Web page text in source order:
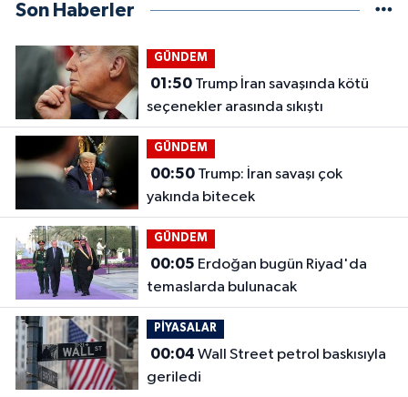
Son Haberler
GÜNDEM
01:50Trump İran savaşında kötü
seçenekler arasında sıkıştı
GÜNDEM
00:50Trump: İran savaşı çok
yakında bitecek
GÜNDEM
00:05
temaslarda bulunacak
PİYASALAR
00:04
geriledi